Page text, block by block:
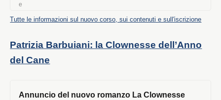
Tutte le informazioni sul nuovo corso, sui contenuti e sull'iscrizione
Patrizia Barbuiani: la Clownesse dell’Anno
del Cane
Annuncio del nuovo romanzo La Clownesse